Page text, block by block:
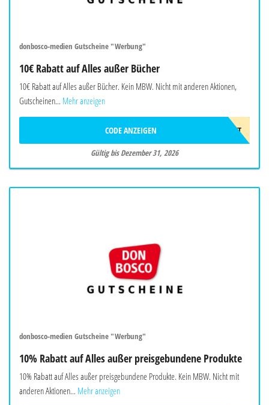
donbosco-medien Gutscheine "Werbung"
10€ Rabatt auf Alles außer Bücher
10€ Rabatt auf Alles außer Bücher. Kein MBW. Nicht mit anderen Aktionen,
Gutscheinen... Mehr anzeigen
10EUROGESCHENKT
CODE ANZEIGEN
Gültig bis Dezember 31, 2026
donbosco-medien Gutscheine "Werbung"
10% Rabatt auf Alles außer preisgebundene Produkte
10% Rabatt auf Alles außer preisgebundene Produkte. Kein MBW. Nicht mit
anderen Aktionen... Mehr anzeigen